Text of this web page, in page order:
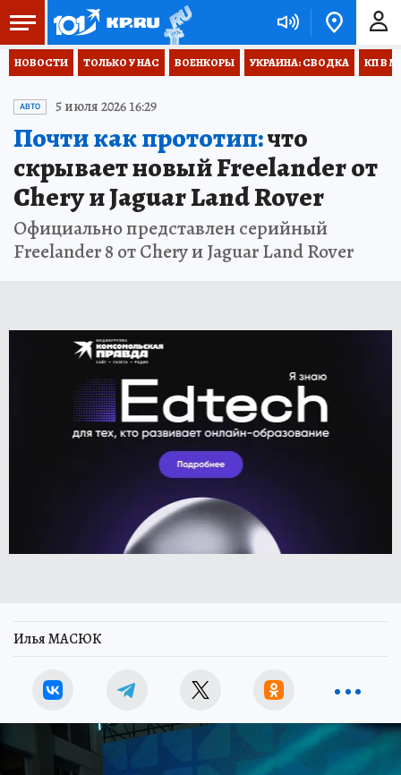
НОВОСТИ ТОЛЬКО У НАС ВОЕНКОРЫ УКРАИНА: СВОДКА КП В
АВТО 5 июля 2026 16:29
Почти как прототип:что
скрывает новый Freelander от
Chery и Jaguar Land Rover
Официально представлен серийный
Freelander 8 от Chery и Jaguar Land Rover
Илья МАСЮК